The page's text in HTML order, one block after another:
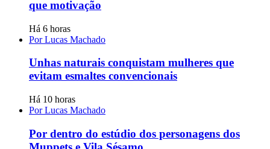
que motivação
Há 6 horas
Por Lucas Machado
Unhas naturais conquistam mulheres que
evitam esmaltes convencionais
Há 10 horas
Por Lucas Machado
Por dentro do estúdio dos personagens dos